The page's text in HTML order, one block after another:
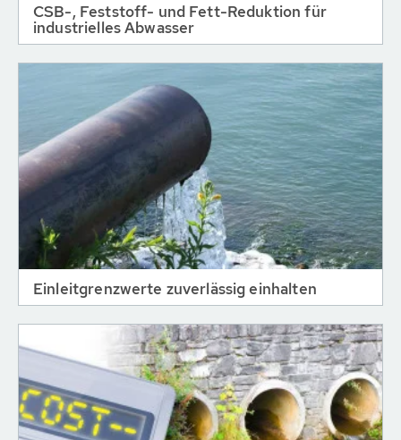
CSB-, Feststoff- und Fett-Reduktion für
industrielles Abwasser
Einleitgrenzwerte zuverlässig einhalten